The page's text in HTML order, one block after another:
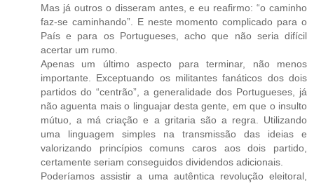
Mas já outros o disseram antes, e eu reafirmo: “o caminho
faz-se caminhando”. E neste momento complicado para o
País e para os Portugueses, acho que não seria difícil
acertar um rumo.
Apenas um último aspecto para terminar, não menos
importante. Exceptuando os militantes fanáticos dos dois
partidos do “centrão”, a generalidade dos Portugueses, já
não aguenta mais o linguajar desta gente, em que o insulto
mútuo, a má criação e a gritaria são a regra. Utilizando
uma linguagem simples na transmissão das ideias e
valorizando princípios comuns caros aos dois partido,
certamente seriam conseguidos dividendos adicionais.
Poderíamos assistir a uma autêntica revolução eleitoral,